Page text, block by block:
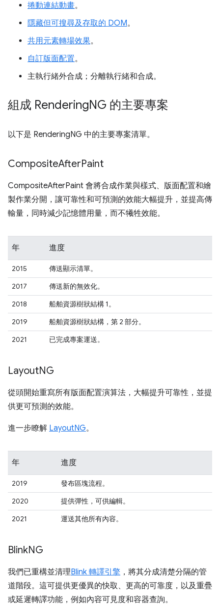
捲動連結動畫。
隱藏但可搜尋及存取的 DOM。
共用元素轉場效果。
自訂版面配置。
主執行緒外合成；分離執行緒和合成。
組成 RenderingNG 的主要專案
以下是 RenderingNG 中的主要專案清單。
CompositeAfterPaint
CompositeAfterPaint 會將合成作業與樣式、版面配置和繪
製作業分開，讓可靠性和可預測的效能大幅提升，並提高傳
輸量，同時減少記憶體用量，而不犧牲效能。
年 進度
2015
傳送顯示清單。
2017
傳送新的無效化。
2018
船舶資源樹狀結構 1。
2019
船舶資源樹狀結構，第 2 部分。
2021
已完成專案運送。
LayoutNG
從頭開始重寫所有版面配置演算法，大幅提升可靠性，並提
供更可預測的效能。
進一步瞭解 LayoutNG。
年 進度
2019
發布區塊流程。
2020
提供彈性，可供編輯。
2021
運送其他所有內容。
BlinkNG
我們已重構並清理Blink 轉譯引擎 ，將其分成清楚分隔的管
道階段。這可提供更優異的快取、更高的可靠度，以及重疊
或延遲轉譯功能，例如內容可見度和容器查詢。